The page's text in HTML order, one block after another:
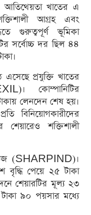
আতিথেয়তা খাতের এ
আগ্রহ এবং
গুরুত্বপূর্ণ ভূমিকা
সর্বোচ্চ দর ছিল ৪৪
এসেছে প্রযুক্তি খাতের
কোম্পানিটির
লেনদেন শেষ হয়।
বিনিয়োগকারীদের
শক্তিশালী
(SHARPIND)।
বৃদ্ধি পেয়ে ২৫ টাকা
শেয়ারটির মূল্য ২৩
৯০ পয়সার মধ্যে